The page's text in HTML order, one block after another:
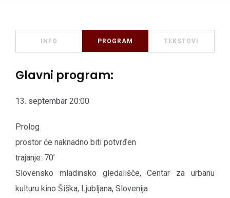
INFO PROGRAM TEKSTOVI
Glavni program:
13. septembar 20:00
Prolog
prostor će naknadno biti potvrđen
trajanje: 70’
Slovensko mladinsko gledališče, Centar za urbanu
kulturu kino Šiška, Ljubljana, Slovenija